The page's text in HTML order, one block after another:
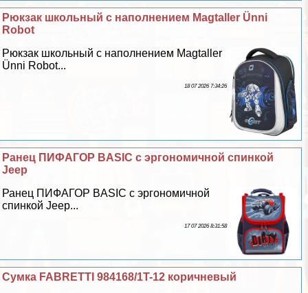
Рюкзак школьный с наполнением Magtaller Ünni
Robot
Рюкзак школьный с наполнением Magtaller
Ünni Robot...
18 07 2026 7:34:26
Ранец ПИФАГОР BASIC с эргономичной спинкой
Jeep
Ранец ПИФАГОР BASIC с эргономичной
спинкой Jeep...
17 07 2026 8:31:58
Сумка FABRETTI 984168/1T-12 коричневый